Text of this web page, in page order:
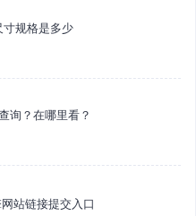
规格是多少
询？在哪里看？
站链接提交入口